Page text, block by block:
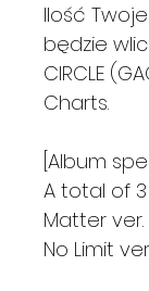
Ilość
będzie
CIRCLE
Charts.
[Album
A total of
Matter
No Limit